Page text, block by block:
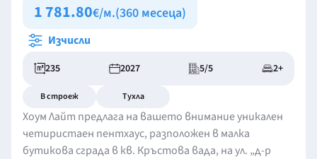
1 781.80€/м.(360 месеца)
Изчисли
235 2027 5/5 2+
В строеж Тухла
Хоум Лайт предлага на вашето внимание уникален
четиристаен пентхаус, разположен в малка
бутикова сграда в кв. Кръстова вада, на ул. „д-р